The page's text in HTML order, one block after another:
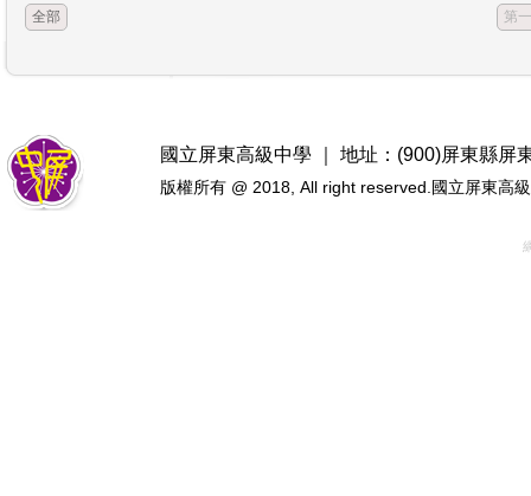
全部 第
國立屏東高級中學 ｜ 地址：(900)屏東縣屏
版權所有 @ 2018, All right reserved.國立屏東高